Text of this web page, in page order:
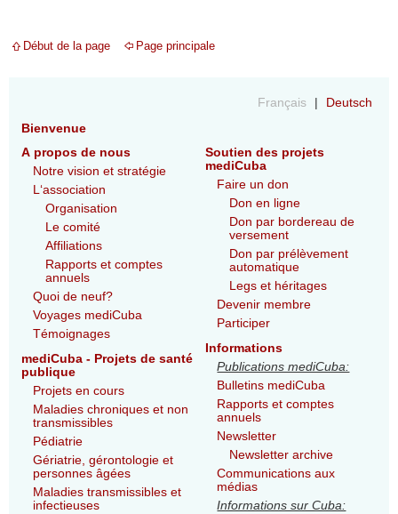
Début de la page Page principale
Français
Deutsch
Bienvenue
A propos de nous
Notre vision et stratégie
L‘association
Organisation
Le comité
Affiliations
Rapports et comptes
annuels
Quoi de neuf?
Voyages mediCuba
Témoignages
mediCuba - Projets de santé
publique
Projets en cours
Maladies chroniques et non
transmissibles
Pédiatrie
Gériatrie, gérontologie et
personnes âgées
Maladies transmissibles et
infectieuses
Soutien des projets
mediCuba
Faire un don
Don en ligne
Don par bordereau de
versement
Don par prélèvement
automatique
Legs et héritages
Devenir membre
Participer
Informations
Publications mediCuba:
Bulletins mediCuba
Rapports et comptes
annuels
Newsletter
Newsletter archive
Communications aux
médias
Informations sur Cuba: